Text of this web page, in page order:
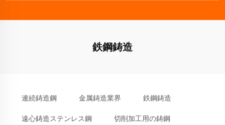
鉄鋼鋳造
連続鋳造鋼 金属鋳造業界 鉄鋼鋳造
遠心鋳造ステンレス鋼 切削加工用の鋳鋼